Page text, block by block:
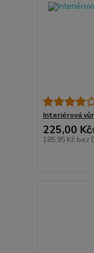
Interiérová
225,00 Kč/
185,95 Kč bez